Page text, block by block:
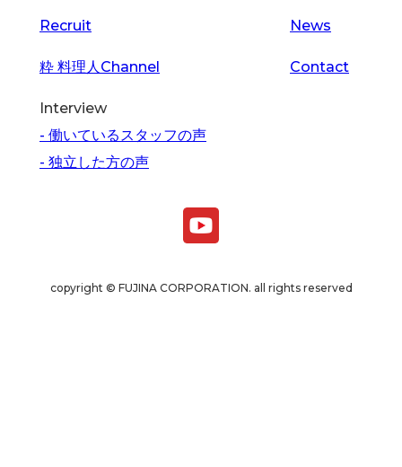
Recruit
粋 料理人Channel
Interview
- 働いているスタッフの声
- 独立した方の声
News
Contact
copyright © FUJINA CORPORATION. all rights reserved